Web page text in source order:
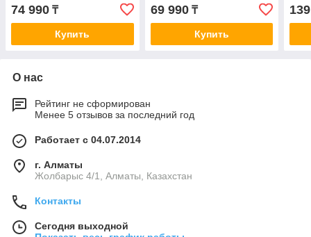
74 990 ₸
Купить
69 990₸
Купить
О нас
Рейтинг не сформирован
Менее 5 отзывов за последний год
Работает с 04.07.2014
г. Алматы
Жолбарыс 4/1, Алматы, Казахстан
Контакты
Сегодня выходной